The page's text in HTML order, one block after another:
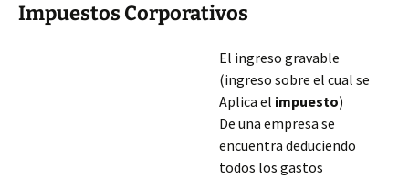
Impuestos Corporativos
El ingreso gravable
(ingreso sobre el cual se
Aplica el impuesto)
De una empresa se
encuentra deduciendo
todos los gastos